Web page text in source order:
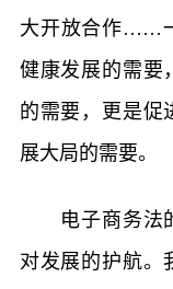
大开放合作……
健康发展的需要
的需要，更是促
展大局的需要。
电子商务法的
对发展的护航。